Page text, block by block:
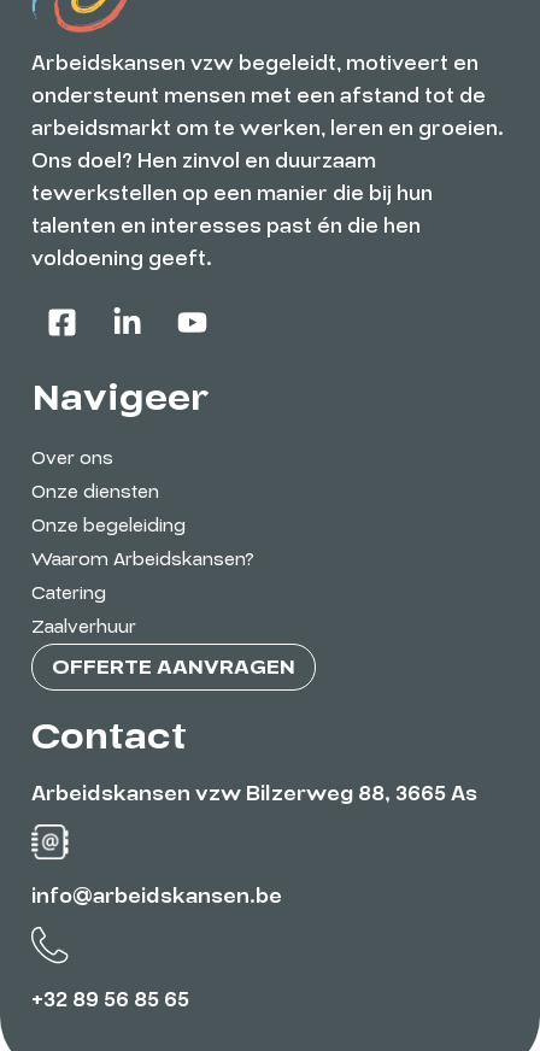
Arbeidskansen vzw begeleidt, motiveert en
ondersteunt mensen met een afstand tot de
arbeidsmarkt om te werken, leren en groeien.
Ons doel? Hen zinvol en duurzaam
tewerkstellen op een manier die bij hun
talenten en interesses past én die hen
voldoening geeft.
Navigeer
Over ons
Onze diensten
Onze begeleiding
Waarom Arbeidskansen?
Catering
Zaalverhuur
OFFERTE AANVRAGEN
Contact
Arbeidskansen vzw Bilzerweg 88, 3665 As
info@arbeidskansen.be
+32 89 56 85 65